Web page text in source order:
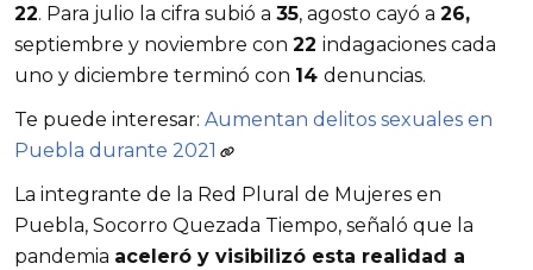
22. Para julio la cifra subió a 35, agosto cayó a 26,
septiembre y noviembre con 22 indagaciones cada
uno y diciembre terminó con 14 denuncias.
Te puede interesar: Aumentan delitos sexuales en
Puebla durante 2021
La integrante de la Red Plural de Mujeres en
Puebla, Socorro Quezada Tiempo, señaló que la
pandemia aceleró y visibilizó esta realidad a